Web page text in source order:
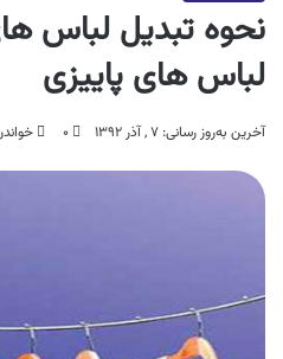
نحوه تبدیل لباس
لباس های پاییزی
آخرین به‌روز رسانی: ۷ , آذر ۱۳۹۲ ۰ خواندن